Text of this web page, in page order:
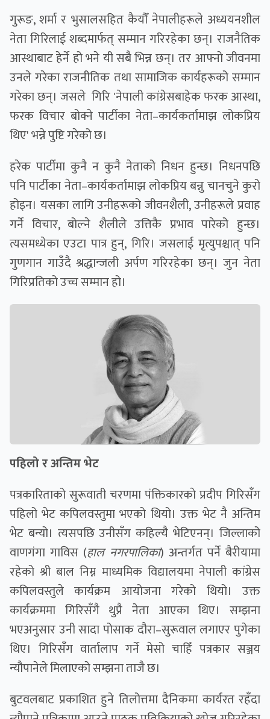
गुरूङ, शर्मा र भुसालसहित कैयाैँ नेपालीहरूले अध्ययनशील
नेता गिरिलाई शब्दमार्फत् सम्मान गरिरहेका छन्। राजनैतिक
आस्थाबाट हेर्ने हो भने यी सबै भिन्न छन्। तर आफ्नाे जीवनमा
उनले गरेका राजनीतिक तथा सामाजिक कार्यहरूको सम्मान
गरेका छन्। जसले गिरि 'नेपाली कांग्रेसबाहेक फरक आस्था,
फरक विचार बोक्ने पार्टीका नेता–कार्यकर्तामाझ लोकप्रिय
थिए' भन्ने पुष्टि गरेको छ।
हरेक पार्टीमा कुनै न कुनै नेताको निधन हुन्छ। निधनपछि
पनि पार्टीका नेता–कार्यकर्तामाझ लोकप्रिय बन्नु चानचुने कुरो
होइन। यसका लागि उनीहरूको जीवनशैली, उनीहरूले प्रवाह
गर्ने विचार, बोल्ने शैलीले उत्तिकै प्रभाव पारेको हुन्छ।
त्यसमध्येका एउटा पात्र हुन्, गिरि। जसलाई मृत्युपश्चात् पनि
गुणगान गाउँदै श्रद्धान्जली अर्पण गरिरहेका छन्। जुन नेता
गिरिप्रतिको उच्च सम्मान हो।
पहिलो र अन्तिम भेट
पत्रकारिताको सुरूवाती चरणमा पंक्तिकारकाे प्रदीप गिरिसँग
पहिलो भेट कपिलवस्तुमा भएको थियो। उक्त भेट नै अन्तिम
भेट बन्यो। त्यसपछि उनीसँग कहिल्यै भेटिएनन्। जिल्लाको
वाणगंगा गाविस (हाल नगरपालिका) अन्तर्गत पर्ने बैरीयामा
रहेको श्री बाल निम्न माध्यमिक विद्यालयमा नेपाली कांग्रेस
कपिलवस्तुले कार्यक्रम आयोजना गरेको थियो। उक्त
कार्यक्रममा गिरिसँगै थुप्रै नेता आएका थिए। सम्झना
भएअनुसार उनी सादा पोसाक दौरा–सुरूवाल लगाएर पुगेका
थिए। गिरिसँग वार्तालाप गर्ने मेसो चाहिँ पत्रकार सञ्जय
न्यौपानेले मिलाएकाे सम्झना ताजै छ।
बुटवलबाट प्रकाशित हुने तिलोत्तमा दैनिकमा कार्यरत रहँदा